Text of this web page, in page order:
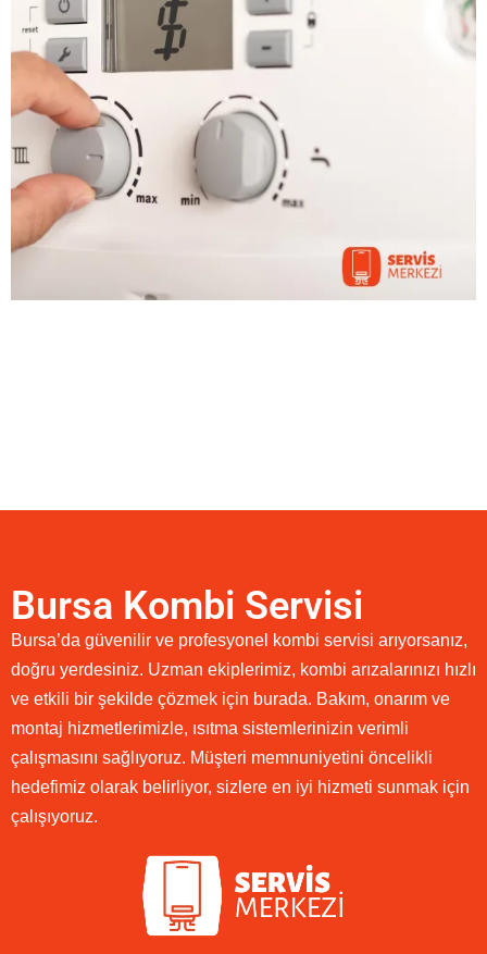
Bursa Kombi Servisi
Bursa’da güvenilir ve profesyonel kombi servisi arıyorsanız,
doğru yerdesiniz. Uzman ekiplerimiz, kombi arızalarınızı hızlı
ve etkili bir şekilde çözmek için burada. Bakım, onarım ve
montaj hizmetlerimizle, ısıtma sistemlerinizin verimli
çalışmasını sağlıyoruz. Müşteri memnuniyetini öncelikli
hedefimiz olarak belirliyor, sizlere en iyi hizmeti sunmak için
çalışıyoruz.